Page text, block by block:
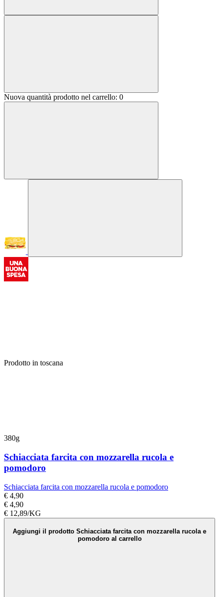
Nuova quantità prodotto nel carrello: 0
Prodotto in toscana
380g
Schiacciata farcita con mozzarella rucola e
pomodoro
Schiacciata farcita con mozzarella rucola e pomodoro
€ 4,90
€ 4,90
€ 12,89/KG
Aggiungi il prodotto Schiacciata farcita con mozzarella rucola e
pomodoro al carrello